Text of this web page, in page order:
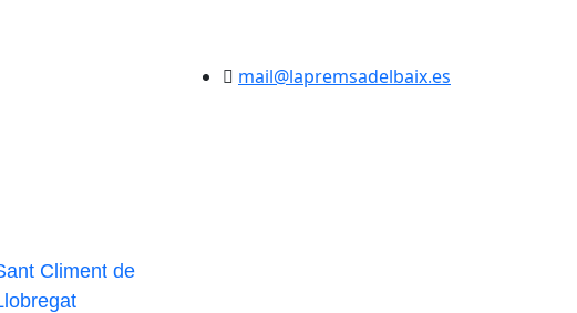
mail@lapremsadelbaix.es
Climent de